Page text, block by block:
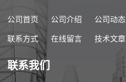
公司首页 公司介绍 公司动态
联系方式 在线留言 技术文章
联系我们